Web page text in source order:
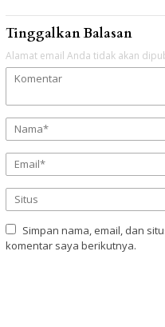
Tinggalkan Balasan
Alamat email Anda tidak akan
Simpan nama, email, dan
komentar saya berikutnya.